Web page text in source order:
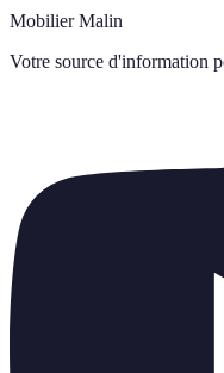
Mobilier Malin
Votre source d'information